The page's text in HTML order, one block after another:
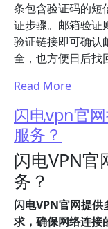
条包含验证码的短
证步骤。邮箱验证
验证链接即可确认
全，也方便日后找
Read More
闪电vpn官
服务？
闪电VPN官
务？
闪电VPN官网提
求，确保网络连接